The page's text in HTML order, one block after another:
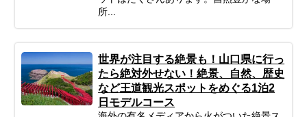
所...
世界が注目する絶景も！山口県に行っ
たら絶対外せない！絶景、自然、歴史
など王道観光スポットをめぐる1泊2
日モデルコース